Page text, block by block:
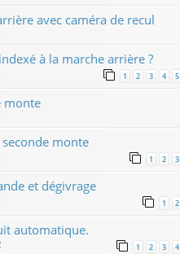
avec caméra de recul
à la marche arrière ?
1 2 3 4 5
monte
monte
1 2 3
et dégivrage
1 2
automatique.
1 2 3 4